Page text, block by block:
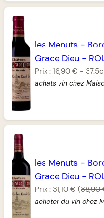
les Menuts -
Grace Dieu -
Prix :16,90 € -
achats vin chez
les Menuts -
Grace Dieu -
Prix : 31,10 € (38,90
acheter du vin chez